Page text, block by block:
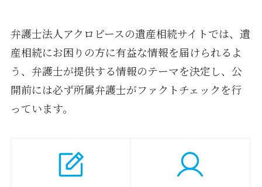
弁護士法人アクロピースの遺産相続サイトでは、遺
産相続にお困りの方に有益な情報を届けられるよ
う、弁護士が提供する情報のテーマを決定し、公
開前には必ず所属弁護士がファクトチェックを行
っています。